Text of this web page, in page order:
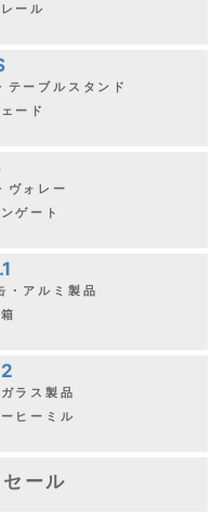
ール
テーブルスタンド
ード
ヴォレー
ゲート
・アルミ製品
ラス製品
ヒーミル
ール